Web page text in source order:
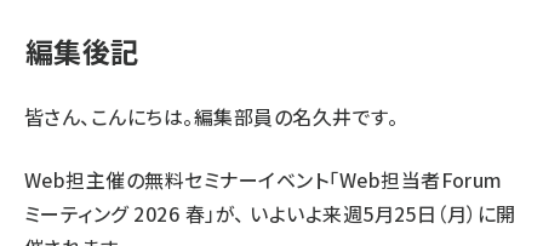
編集後記
皆さん、こんにちは。編集部員の名久井です。
Web担主催の無料セミナーイベント「Web担当者Forum
ミーティング 2026 春」が、 いよいよ来週5月25日（月）に開